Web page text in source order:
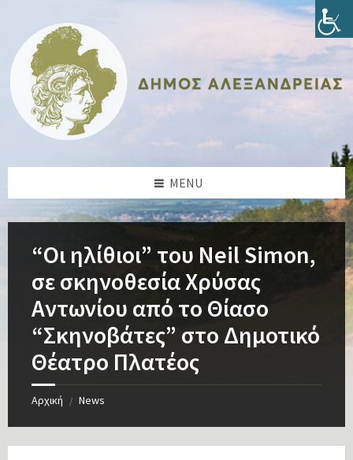
content
sidebar
sidebar
footer
MENU
“Οι ηλίθιοι” του Neil Simon,
σε σκηνοθεσία Χρύσας
Αντωνίου από το Θίασο
“Σκηνοβάτες” στο Δημοτικό
Θέατρο Πλατέος
Αρχική / News